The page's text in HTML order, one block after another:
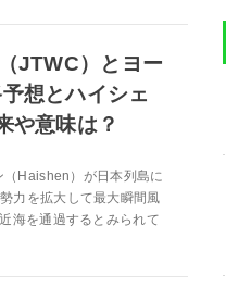
JTWC）とヨー
想とハイシェ
や意味は？
Haishen）が日本列島に
力を拡大して最大瞬間風
海を通過するとみられて